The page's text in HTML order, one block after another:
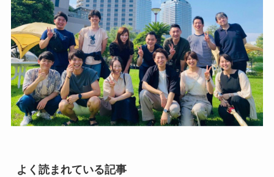
よく読まれている記事